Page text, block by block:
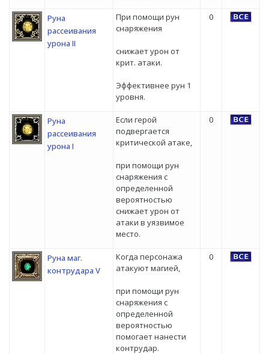
Руна
рассеивания
урона II
При помощи рун
снаряжения
снижает урон от
крит. атаки.
Эффективнее рун 1
уровня.
0
Руна
рассеивания
урона I
Если герой
подвергается
критической атаке,
при помощи рун
снаряжения с
определенной
вероятностью
снижает урон от
атаки в уязвимое
место.
0
Руна маг.
контрудара V
Когда персонажа
атакуют магией,
при помощи рун
снаряжения с
определенной
вероятностью
помогает нанести
контрудар.
0